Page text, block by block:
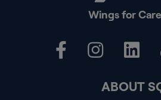
Wings for
ABOUT